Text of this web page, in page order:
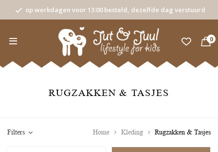
op werkdagen voor 13:00 besteld, dezelfde dag verstuurd
0
RUGZAKKEN & TASJES
Filters Home Kleding Rugzakken & Tasjes